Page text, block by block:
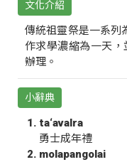
文化介紹
傳統祖靈祭是一系列
作求學濃縮為一天，
辦理。
小辭典
ta‘avalra
勇士成年禮
molapangolai